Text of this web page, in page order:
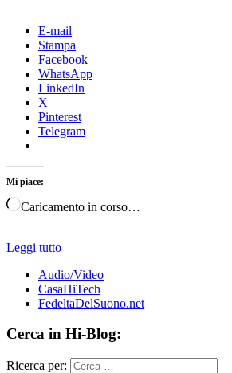
E-mail
Stampa
Facebook
WhatsApp
LinkedIn
X
Pinterest
Telegram
Mi piace:
Caricamento in corso…
Leggi tutto
Audio/Video
CasaHiTech
FedeltaDelSuono.net
Cerca in Hi-Blog:
Ricerca per: